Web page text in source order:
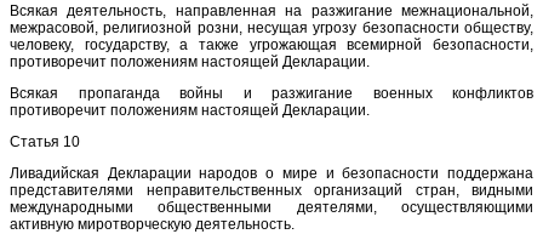
Всякая деятельность, направленная на разжигание межнациональной,
межрасовой, религиозной розни, несущая угрозу безопасности обществу,
человеку, государству, а также угрожающая всемирной безопасности,
противоречит положениям настоящей Декларации.
Всякая пропаганда войны и разжигание военных конфликтов
противоречит положениям настоящей Декларации.
Статья 10
Ливадийская Декларации народов о мире и безопасности поддержана
представителями неправительственных организаций стран, видными
международными общественными деятелями, осуществляющими
активную миротворческую деятельность.